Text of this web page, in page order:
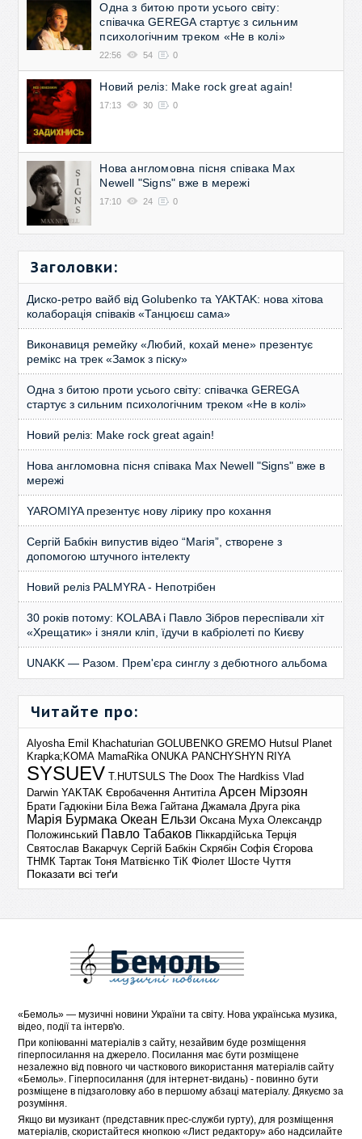
Одна з битою проти усього світу:
співачка GEREGA стартує з сильним
психологічним треком «Не в колі»
22:56 54 0
Новий реліз: Make rock great again!
17:13 30 0
Нова англомовна пісня співака Max
Newell "Signs" вже в мережі
17:10 24 0
Заголовки:
Диско-ретро вайб від Golubenko та YAKTAK: нова хітова
колаборація співаків «Танцюєш сама»
Виконавиця ремейку «Любий, кохай мене» презентує
ремікс на трек «Замок з піску»
Одна з битою проти усього світу: співачка GEREGA
стартує з сильним психологічним треком «Не в колі»
Новий реліз: Make rock great again!
Нова англомовна пісня співака Max Newell "Signs" вже в
мережі
YAROMIYA презентує нову лірику про кохання
Сергій Бабкін випустив відео “Магія”, створене з
допомогою штучного інтелекту
Новий реліз PALMYRA - Непотрібен
30 років потому: KOLABA і Павло Зібров переспівали хіт
«Хрещатик» і зняли кліп, їдучи в кабріолеті по Києву
UNAKK — Разом. Прем'єра синглу з дебютного альбома
Читайте про:
Alyosha Emil Khachaturian GOLUBENKO GREMO Hutsul Planet
Krapka;KOMA MamaRika ONUKA PANCHYSHYN RIYA
SYSUEV T.HUTSULS The Doox The Hardkiss Vlad
Darwin YAKTAK Євробачення Антитіла Арсен Мірзоян
Брати Гадюкіни Біла Вежа Гайтана Джамала Друга ріка
Марія Бурмака Океан Ельзи Оксана Муха Олександр
Положинський Павло Табаков Піккардійська Терція
Святослав Вакарчук Сергій Бабкін Скрябін Софія Єгорова
ТНМК Тартак Тоня Матвієнко ТіК Фіолет Шосте Чуття
Показати всі теґи
« Бемоль» — музичні новини України та світу. Нова українська музика,
відео, події та інтерв'ю.
При копіюванні матеріалів з сайту, незайвим буде розміщення
гіперпосилання на джерело. Посилання має бути розміщене
незалежно від повного чи часткового використання матеріалів сайту
«Бемоль». Гіперпосилання (для інтернет-видань) - повинно бути
розміщене в підзаголовку або в першому абзаці матеріалу. Дякуємо за
розуміння.
Якщо ви музикант (представник прес-служби гурту), для розміщення
матеріалів, скористайтеся кнопкою «Лист редактору» або надсилайте